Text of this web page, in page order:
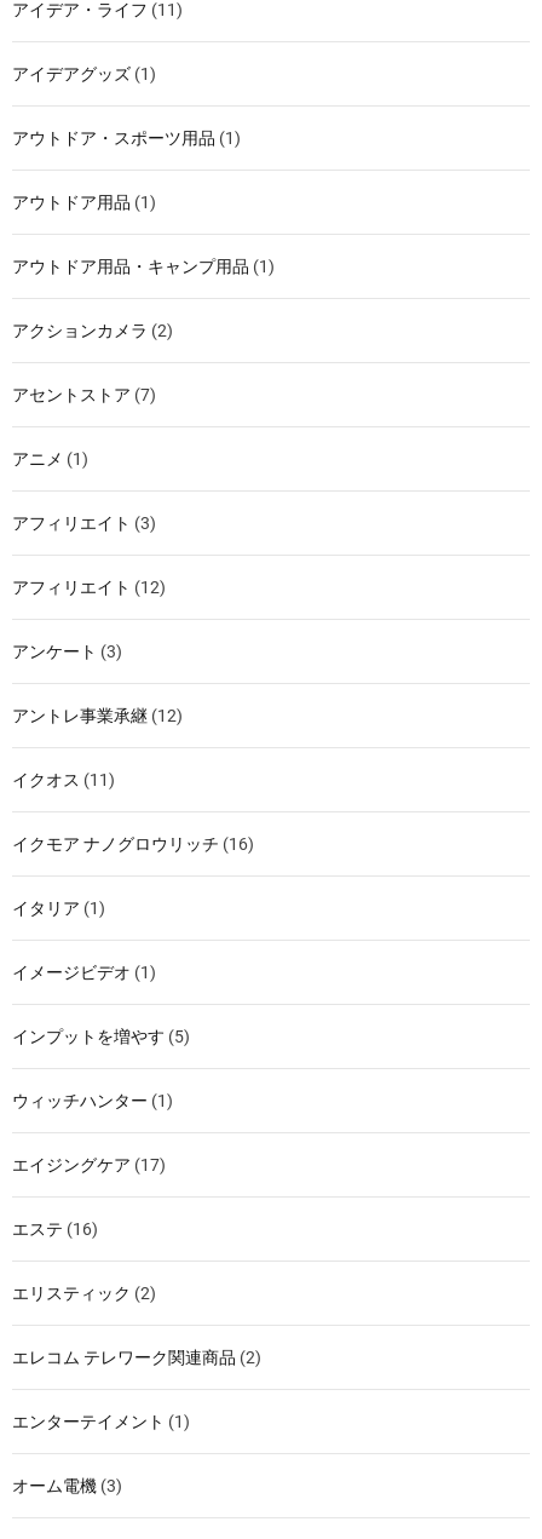
アイデア・ライフ (11)
アイデアグッズ (1)
アウトドア・スポーツ用品 (1)
アウトドア用品 (1)
アウトドア用品・キャンプ用品 (1)
アクションカメラ (2)
アセントストア (7)
アニメ (1)
アフィリエイト (3)
アフィリエイト (12)
アンケート (3)
アントレ事業承継 (12)
イクオス (11)
イクモア ナノグロウリッチ (16)
イタリア (1)
イメージビデオ (1)
インプットを増やす (5)
ウィッチハンター (1)
エイジングケア (17)
エステ (16)
エリスティック (2)
エレコム テレワーク関連商品 (2)
エンターテイメント (1)
オーム電機 (3)